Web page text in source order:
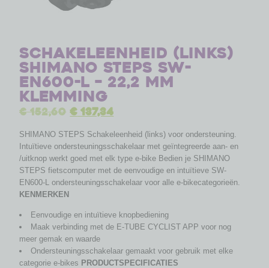
Schakeleenheid (links)
Shimano STEPS SW-
EN600-L – 22,2 mm
klemming
€152,60 €137,34
SHIMANO STEPS Schakeleenheid (links) voor ondersteuning.
Intuïtieve ondersteuningsschakelaar met geïntegreerde aan- en
/uitknop werkt goed met elk type e-bike Bedien je SHIMANO
STEPS fietscomputer met de eenvoudige en intuïtieve SW-
EN600-L ondersteuningsschakelaar voor alle e-bikecategorieën.
KENMERKEN
Eenvoudige en intuïtieve knopbediening
Maak verbinding met de E-TUBE CYCLIST APP voor nog
meer gemak en waarde
Ondersteuningsschakelaar gemaakt voor gebruik met elke
categorie e-bikes PRODUCTSPECIFICATIES